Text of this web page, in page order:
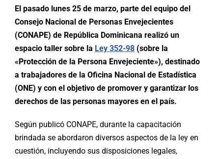
El pasado lunes 25 de marzo, parte del equipo del
Consejo Nacional de Personas Envejecientes
(CONAPE) de República Dominicana realizó un
espacio taller sobre la Ley 352-98 (sobre la
«Protección de la Persona Envejeciente»), destinado
a trabajadores de la Oficina Nacional de Estadística
(ONE) y con el objetivo de promover y garantizar los
derechos de las personas mayores en el país.
Según publicó CONAPE, durante la capacitación
brindada se abordaron diversos aspectos de la ley en
cuestión, incluyendo sus disposiciones legales,